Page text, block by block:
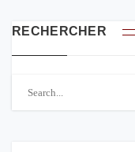
RECHERCHER